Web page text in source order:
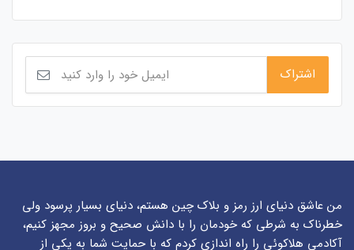
من عاشق دنیای ارز رمز و بلاک چین هستم، دنیای بسیار پرسود ولی
خطرناک به شرطی که خودمان را با دانش صحیح و بروز مجهز کنیم،
آکادمی هلاکوئی را راه اندازی کردم که با حمایت شما به یکی از